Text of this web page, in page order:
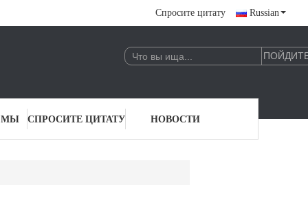
Спросите цитату Russian
МЫ СПРОСИТЕ ЦИТАТУ НОВОСТИ